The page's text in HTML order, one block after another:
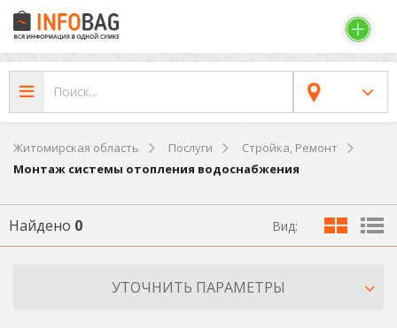
Житомирская область Послуги
Стройка, Ремонт
Монтаж системы отопления водоснабжения
Найдено 0 Вид:
УТОЧНИТЬ ПАРАМЕТРЫ